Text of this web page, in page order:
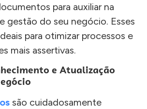
para auxiliar na
gestão do seu negócio. Esses
para otimizar processos e
mais assertivas.
e Atualização
são cuidadosamente